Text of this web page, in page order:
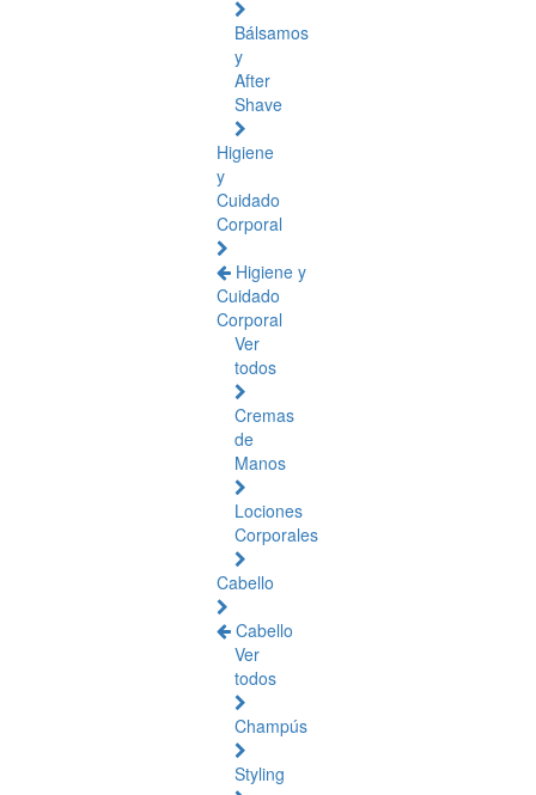
Bálsamos
y
After
Shave
Higiene
y
Cuidado
Corporal
Higiene y
Cuidado
Corporal
Ver
todos
Cremas
de
Manos
Lociones
Corporales
Cabello
Cabello
Ver
todos
Champús
Styling